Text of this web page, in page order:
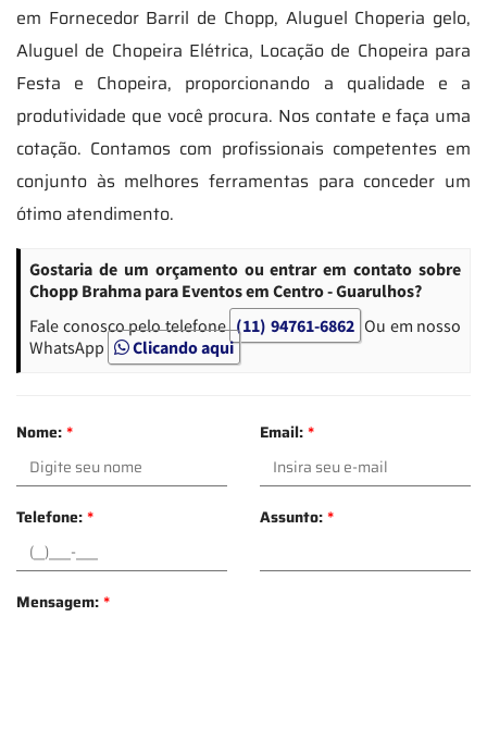
em Fornecedor Barril de Chopp, Aluguel Choperia gelo,
Aluguel de Chopeira Elétrica, Locação de Chopeira para
Festa e Chopeira, proporcionando a qualidade e a
produtividade que você procura. Nos contate e faça uma
cotação. Contamos com profissionais competentes em
conjunto às melhores ferramentas para conceder um
ótimo atendimento.
Gostaria de um orçamento ou entrar em contato sobre
Chopp Brahma para Eventos em Centro - Guarulhos?
Fale conosco pelo telefone (11) 94761-6862 Ou em nosso
WhatsApp
Clicando aqui
Nome:* Email:*
Telefone:* Assunto:*
Mensagem:*